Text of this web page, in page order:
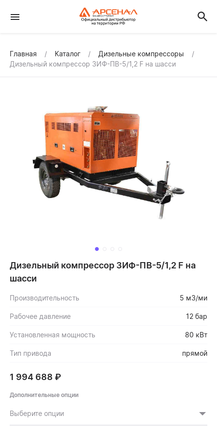
Главная Каталог
Дизельные компрессоры
Дизельный компрессор ЗИФ-ПВ-5/1,2 F на шасси
Дизельный компрессор ЗИФ-ПВ-5/1,2 F на
шасси
Производительность 5 м3/ми
Рабочее давление 12 бар
Установленная мощность 80 кВт
Тип привода прямой
1 994 688 ₽
Дополнительные опции
Выберите опции